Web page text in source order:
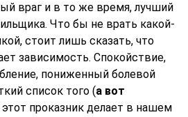
враг и в то же время, лучший
Что бы не врать какой-
стоит лишь сказать, что
зависимость. Спокойствие,
пониженный болевой
список того (а вот
этот проказник делает в нашем